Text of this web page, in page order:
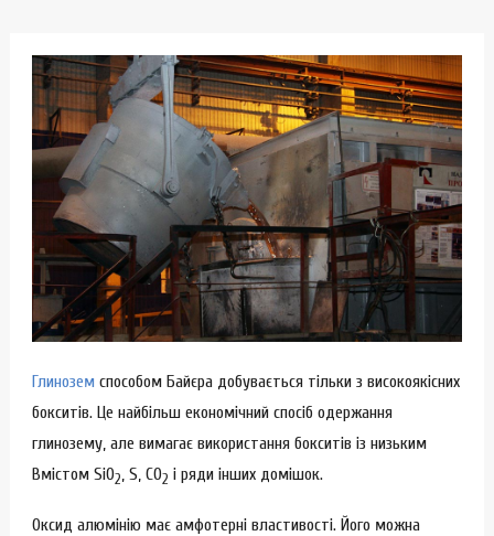
Глинозем способом Байєра добувається тільки з високоякісних
бокситів. Це найбільш економічний спосіб одержання
глинозему, але вимагає використання бокситів із низьким
Вмістом SiО2, S, СО2 і ряди інших домішок.
Оксид алюмінію має амфотерні властивості. Його можна